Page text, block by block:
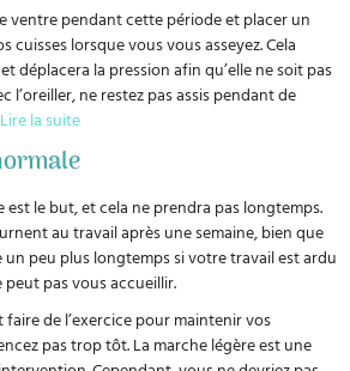
ventre pendant cette période et placer un
cuisses lorsque vous vous asseyez. Cela
déplacera la pression afin qu’elle ne soit pas
l’oreiller, ne restez pas assis pendant de
Lire la suite
est le but, et cela ne prendra pas longtemps.
au travail après une semaine, bien que
peu plus longtemps si votre travail est ardu
pas vous accueillir.
de l’exercice pour maintenir vos
pas trop tôt. La marche légère est une